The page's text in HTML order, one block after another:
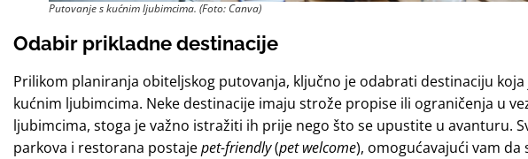
Putovanje s kućnim ljubimcima. (Foto: Canva)
Odabir prikladne destinacije
Prilikom planiranja obiteljskog putovanja, ključno je odabrati destinaciju koja
kućnim ljubimcima. Neke destinacije imaju strože propise ili ograničenja u
ljubimcima, stoga je važno istražiti ih prije nego što se upustite u avanturu.
parkova i restorana postajepet-friendly(pet welcome), omogućavajući vam da